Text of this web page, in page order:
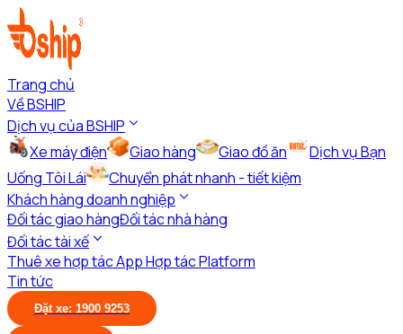
Trang chủ
Về BSHIP
Dịch vụ của BSHIP
Xe máy điện
Giao hàng Giao đồ ăn
Dịch vụ Bạn
Uống Tôi Lái
Chuyển phát nhanh - tiết kiệm
Khách hàng doanh nghiệp
Đối tác giao hàngĐối tác nhà hàng
Đối tác tài xế
Thuê xe hợp tác AppHợp tác Platform
Tin tức
Đặt xe: 1900 9253